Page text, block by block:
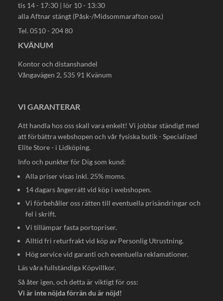
tis 14 - 17:30 | lör 10 - 13:30
alla Aftnar stängt (Påsk-/Midsommarafton osv.)
Tel. 0510 - 204 80
KVÄNUM
Kontor och distanshandel
Vångavägen 2, 535 91 Kvänum
VI GARANTERAR
Att handla hos oss skall vara enkelt! Vi jobbar ständigt med
att förbättra webshopen och vår fysiska butik - Specialized
Elite Store - i Lidköping.
Info och punkter för Dig som kund:
Alla priser visas inkl. 25% moms.
14 dagars ångerrätt vid köp i webshopen.
Vi förbehåller oss rätten till eventuella prisändringar och
fel i skrift.
Vi tillämpar fasta portopriser.
Alltid fri returfrakt vid köp av Personlig Utrustning.
Hög service vid garanti och eventuella reklamationer.
Läs våra fullständiga Köpvillkor.
Så åter igen, och detta är viktigt för oss:
Vi är inte nöjda förrän du är nöjd!